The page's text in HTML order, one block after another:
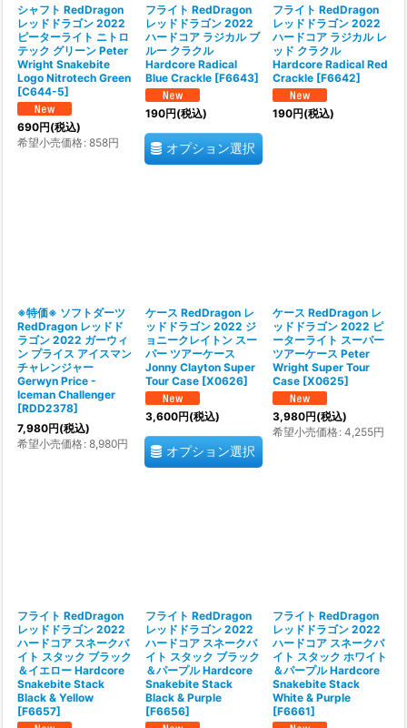
シャフト RedDragon
レッドドラゴン 2022
ピーターライト ニトロ
テック グリーン Peter
Wright Snakebite
Logo Nitrotech Green
[C644-5]
690円(税込)
希望小売価格: 858円
フライト RedDragon
レッドドラゴン 2022
ハードコア ラジカル ブ
ルー クラクル
Hardcore Radical
Blue Crackle [F6643]
190円(税込)
オプション選択
フライト RedDragon
レッドドラゴン 2022
ハードコア ラジカル レ
ッド クラクル
Hardcore Radical Red
Crackle [F6642]
190円(税込)
※特価※ ソフトダーツ
RedDragon レッドド
ラゴン 2022 ガーウィ
ン プライス アイスマン
チャレンジャー
Gerwyn Price -
Iceman Challenger
[RDD2378]
7,980円(税込)
希望小売価格: 8,980円
ケース RedDragon レ
ッドドラゴン 2022 ジ
ョニークレイトン スー
パー ツアーケース
Jonny Clayton Super
Tour Case [X0626]
3,600円(税込)
オプション選択
ケース RedDragon レ
ッドドラゴン 2022 ピ
ーターライト スーパー
ツアーケース Peter
Wright Super Tour
Case [X0625]
3,980円(税込)
希望小売価格: 4,255円
フライト RedDragon
レッドドラゴン 2022
ハードコア スネークバ
イト スタック ブラック
＆イエロー Hardcore
Snakebite Stack
Black & Yellow
[F6657]
フライト RedDragon
レッドドラゴン 2022
ハードコア スネークバ
イト スタック ブラック
＆パープル Hardcore
Snakebite Stack
Black & Purple
[F6656]
フライト RedDragon
レッドドラゴン 2022
ハードコア スネークバ
イト スタック ホワイト
＆パープル Hardcore
Snakebite Stack
White & Purple
[F6661]